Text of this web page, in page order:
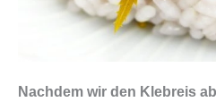
Nachdem wir den Klebreis